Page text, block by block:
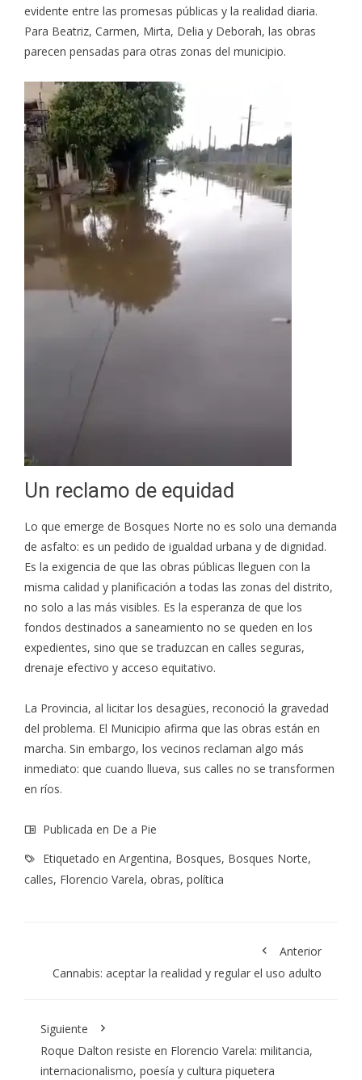
evidente entre las promesas públicas y la realidad diaria.
Para Beatriz, Carmen, Mirta, Delia y Deborah, las obras
parecen pensadas para otras zonas del municipio.
Un reclamo de equidad
Lo que emerge de Bosques Norte no es solo una demanda
de asfalto: es un pedido de igualdad urbana y de dignidad.
Es la exigencia de que las obras públicas lleguen con la
misma calidad y planificación a todas las zonas del distrito,
no solo a las más visibles. Es la esperanza de que los
fondos destinados a saneamiento no se queden en los
expedientes, sino que se traduzcan en calles seguras,
drenaje efectivo y acceso equitativo.
La Provincia, al licitar los desagües, reconoció la gravedad
del problema. El Municipio afirma que las obras están en
marcha. Sin embargo, los vecinos reclaman algo más
inmediato: que cuando llueva, sus calles no se transformen
en ríos.
Publicada en De a Pie
Etiquetado en Argentina, Bosques, Bosques Norte,
calles, Florencio Varela, obras, política
Anterior
Cannabis: aceptar la realidad y regular el uso adulto
Siguiente
Roque Dalton resiste en Florencio Varela: militancia,
internacionalismo, poesía y cultura piquetera